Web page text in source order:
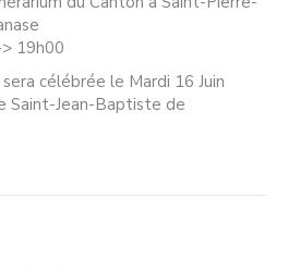
19h00
célébrée le Mardi 16 Juin
Saint-Jean-Baptiste de